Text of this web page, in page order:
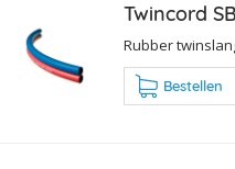
Twincord
Rubber
Bestellen